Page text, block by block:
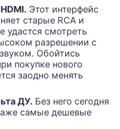
HDMI. Этот интерфейс
старые RCA и
удастся смотреть
разрешении с
Обойтись
покупке нового
заодно менять
ДУ. Без него сегодня
самые дешевые